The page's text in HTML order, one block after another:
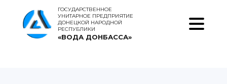
ГОСУДАРСТВЕННОЕ
УНИТАРНОЕ ПРЕДПРИЯТИЕ
ДОНЕЦКОЙ НАРОДНОЙ
РЕСПУБЛИКИ
«ВОДА ДОНБАССА»